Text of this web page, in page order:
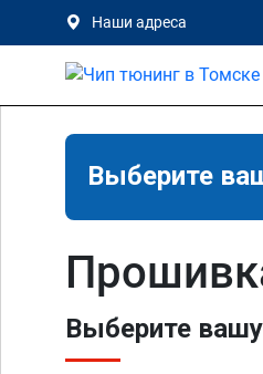
Наши адреса
Выберите
Выберите